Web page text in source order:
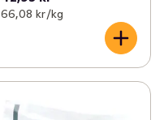
66,08 kr /kg